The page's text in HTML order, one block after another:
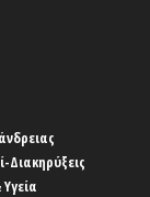
Διακηρύξεις